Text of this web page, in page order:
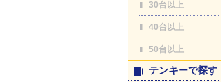
30台以上
40台以上
50台以上
テンキーで探す